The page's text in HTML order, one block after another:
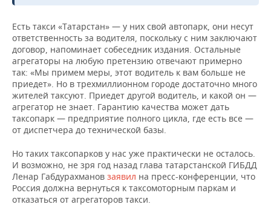
Есть такси «Татарстан» — у них свой автопарк, они несут
ответственность за водителя, поскольку с ним заключают
договор, напоминает собеседник издания. Остальные
агрегаторы на любую претензию отвечают примерно
так: «Мы примем меры, этот водитель к вам больше не
приедет». Но в трехмиллионном городе достаточно много
жителей таксуют. Приедет другой водитель, и какой он —
агрегатор не знает. Гарантию качества может дать
таксопарк — предприятие полного цикла, где есть все —
от диспетчера до технической базы.
Но таких таксопарков у нас уже практически не осталось.
И возможно, не зря год назад глава татарстанской ГИБДД
Ленар Габдурахманов заявил на пресс-конференции, что
Россия должна вернуться к таксомоторным паркам и
отказаться от агрегаторов такси.